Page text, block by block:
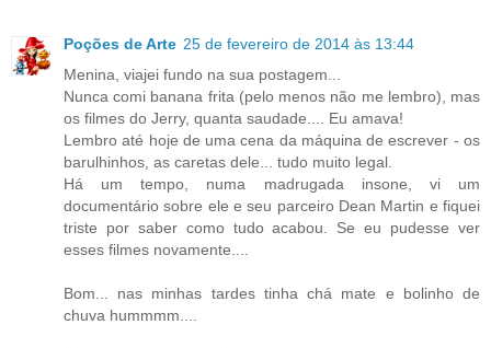
Poções de Arte 25 de fevereiro de 2014 às 13:44
Menina, viajei fundo na sua postagem...
Nunca comi banana frita (pelo menos não me lembro), mas
os filmes do Jerry, quanta saudade.... Eu amava!
Lembro até hoje de uma cena da máquina de escrever - os
barulhinhos, as caretas dele... tudo muito legal.
Há um tempo, numa madrugada insone, vi um
documentário sobre ele e seu parceiro Dean Martin e fiquei
triste por saber como tudo acabou. Se eu pudesse ver
esses filmes novamente....
Bom... nas minhas tardes tinha chá mate e bolinho de
chuva hummmm....